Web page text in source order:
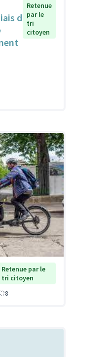
d
Retenue
par le
tri
citoyen
Retenue par le
tri citoyen
8